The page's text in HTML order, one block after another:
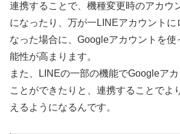
連携することで、機種変更時のアカウ
になったり、万が一LINEアカウントに
なった場合に、Googleアカウントを使
能性が高まります。
また、LINEの一部の機能でGoogleア
ことができたりと、連携することでよ
えるようになるんです。